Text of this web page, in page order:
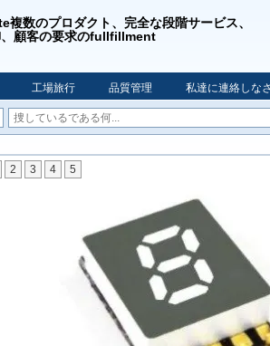
複数のプロダクト、完全な段階サービス、
、顧客の要求のfullfillment
工場旅行 品質管理 私達に連絡しな
2 3 4 5